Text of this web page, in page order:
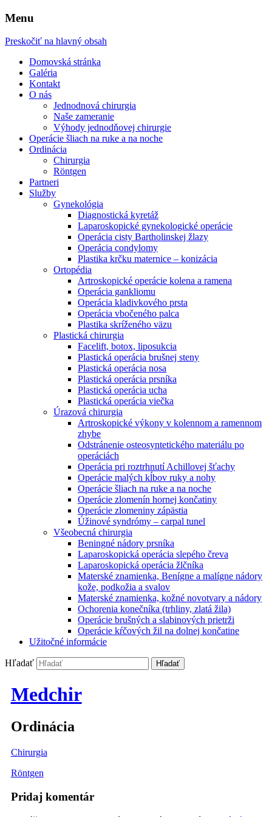
Menu
Preskočiť na hlavný obsah
Domovská stránka
Galéria
Kontakt
O nás
Jednodnová chirurgia
Naše zameranie
Výhody jednodňovej chirurgie
Operácie šliach na ruke a na noche
Ordinácia
Chirurgia
Röntgen
Partneri
Služby
Gynekológia
Diagnostická kyretáž
Laparoskopické gynekologické operácie
Operácia cisty Bartholinskej žlazy
Operácia condylomy
Plastika krčku maternice – konizácia
Ortopédia
Artroskopické operácie kolena a ramena
Operácia gankliomu
Operácia kladivkového prsta
Operácia vbočeného palca
Plastika skríženého väzu
Plastická chirurgia
Facelift, botox, liposukcia
Plastická operácia brušnej steny
Plastická operácia nosa
Plastická operácia prsníka
Plastická operácia ucha
Plastická operácia viečka
Úrazová chirurgia
Artroskopické výkony v kolennom a ramennom
zhybe
Odstránenie osteosyntetického materiálu po
operáciách
Operácia pri roztrhnutí Achillovej šťachy
Operácie malých kĺbov ruky a nohy
Operácie šliach na ruke a na noche
Operácie zlomenín hornej končatiny
Operácie zlomeniny zápästia
Úžinové syndrómy – carpal tunel
Všeobecná chirurgia
Beningné nádory prsníka
Laparoskopická operácia slepého čreva
Laparoskopická operácia žlčníka
Materské znamienka, Benígne a malígne nádory
kože, podkožia a svalov
Materské znamienka, kožné novotvary a nádory
Ochorenia konečníka (trhliny, zlatá žila)
Operácie brušných a slabinových prietrži
Operácie kŕčových žil na dolnej končatine
Užitočné informácie
Hľadať
Medchir
Ordinácia
Chirurgia
Röntgen
Pridaj komentár